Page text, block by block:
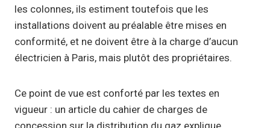
les colonnes, ils estiment toutefois que les
installations doivent au préalable être mises en
conformité, et ne doivent être à la charge d’aucun
électricien à Paris, mais plutôt des propriétaires.
Ce point de vue est conforté par les textes en
vigueur : un article du cahier de charges de
concession sur la distribution du gaz explique